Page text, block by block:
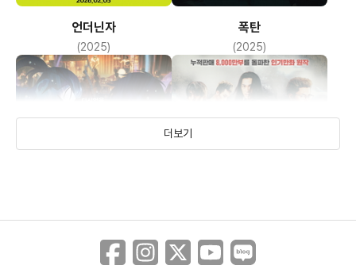
언더닌자
(2025)
폭탄
(2025)
더보기